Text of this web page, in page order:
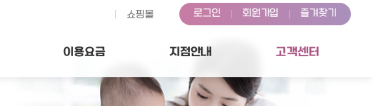
쇼핑몰 로그인 회원가입 즐겨찾기
이용요금 지점안내 고객센터